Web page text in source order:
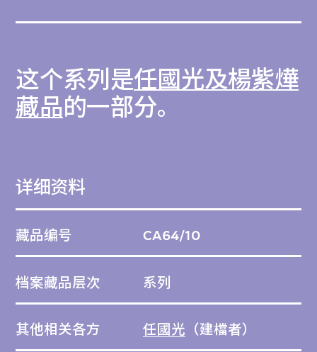
序排列。
这个系列是任國光及楊紫燁
藏品的一部分。
详细资料
藏品编号 CA64/10
档案藏品层次 系列
其他相关各方 任國光 （建檔者）